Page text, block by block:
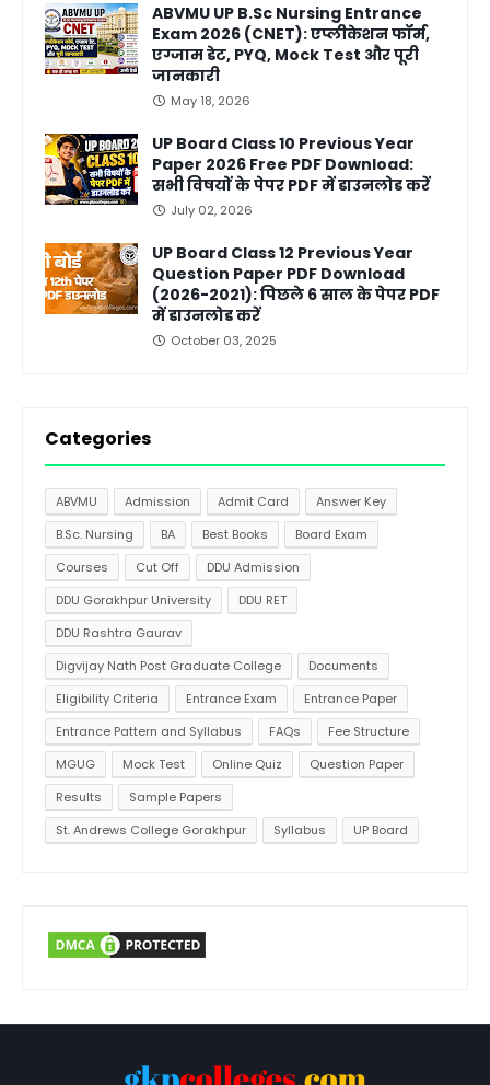
ABVMU UP B.Sc Nursing Entrance
Exam 2026 (CNET): एप्लीकेशन फॉर्म,
एग्जाम डेट, PYQ, Mock Test और पूरी
जानकारी
May 18, 2026
UP Board Class 10 Previous Year
Paper 2026 Free PDF Download:
सभी विषयों के पेपर PDF में डाउनलोड करें
July 02, 2026
UP Board Class 12 Previous Year
Question Paper PDF Download
(2026-2021): पिछले 6 साल के पेपर PDF
में डाउनलोड करें
October 03, 2025
Categories
ABVMU Admission Admit Card
Answer Key
B.Sc. Nursing
BA Best Books
Board Exam
Courses
Cut Off
DDU Admission
DDU Gorakhpur University
DDU RET
DDU Rashtra Gaurav
Digvijay Nath Post Graduate College
Documents
Eligibility Criteria
Entrance Exam
Entrance Paper
Entrance Pattern and Syllabus
FAQs
Fee Structure
MGUG
Mock Test Online Quiz
Question Paper
Results
Sample Papers
St. Andrews College Gorakhpur
Syllabus UP Board